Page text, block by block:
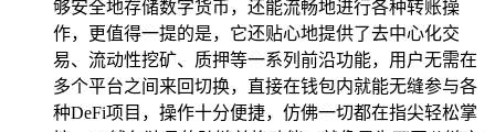
够安全地存储数字货币，还能流畅地进行各种转账操
作，更值得一提的是，它还贴心地提供了去中心化交
易、流动性挖矿、质押等一系列前沿功能，用户无需在
多个平台之间来回切换，直接在钱包内就能无缝参与各
种DeFi项目，操作十分便捷，仿佛一切都在指尖轻松掌